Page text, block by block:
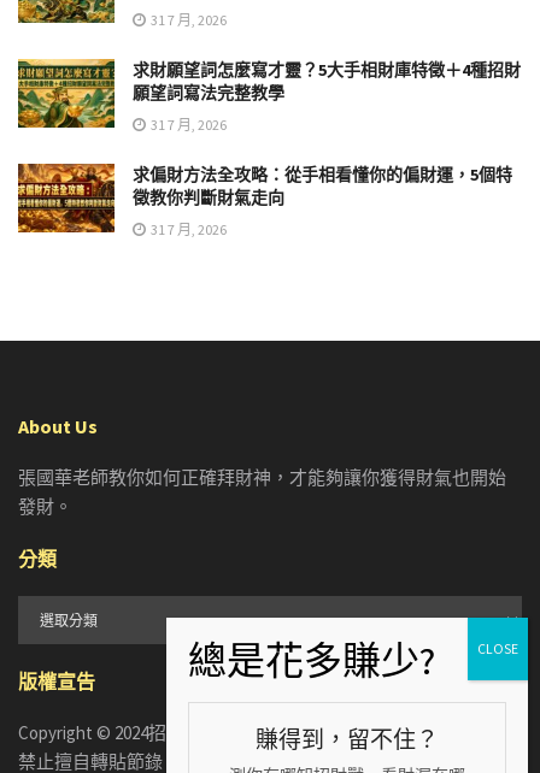
31 7 月, 2026
求財願望詞怎麼寫才靈？5大手相財庫特徵＋4種招財
願望詞寫法完整教學
31 7 月, 2026
求偏財方法全攻略：從手相看懂你的偏財運，5個特
徵教你判斷財氣走向
31 7 月, 2026
About Us
張國華老師教你如何正確拜財神，才能夠讓你獲得財氣也開始
發財。
分類
版權宣告
Copyright © 2024招財張國華. ALL RIGHTS RESERVED. 版權所有，
禁止擅自轉貼節錄
賺得到，留不住？